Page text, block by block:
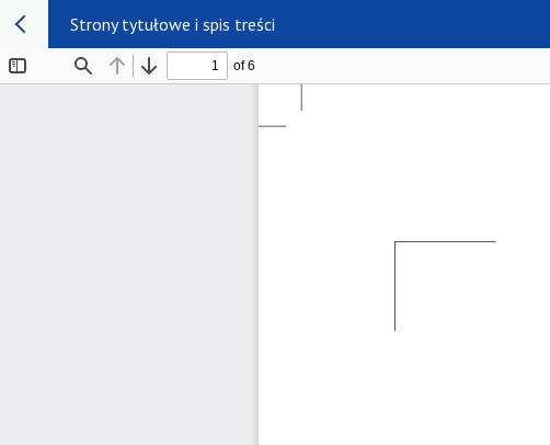
Strony tytułowe i spis treści